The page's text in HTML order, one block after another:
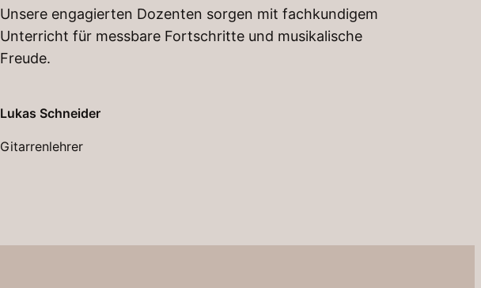
Unsere engagierten Dozenten sorgen mit fachkundigem
Unterricht für messbare Fortschritte und musikalische
Freude.
Lukas Schneider
Gitarrenlehrer